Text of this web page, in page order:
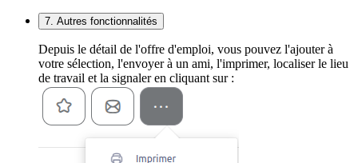
7. Autres fonctionnalités
Depuis le détail de l'offre d'emploi, vous pouvez l'ajouter à
votre sélection, l'envoyer à un ami, l'imprimer, localiser le lieu
de travail et la signaler en cliquant sur :